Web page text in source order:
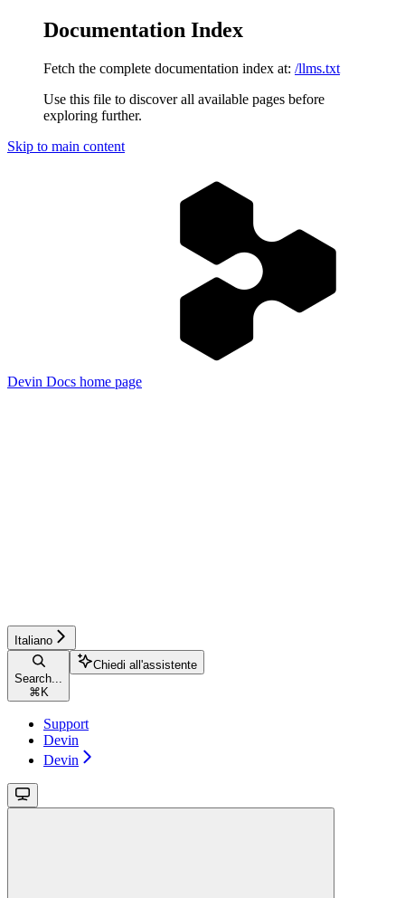
Documentation Index
Fetch the complete documentation index at: /llms.txt
Use this file to discover all available pages before
exploring further.
Skip to main content
Devin Docs home page
Italiano
Search...
⌘ K
Chiedi all'assistente
Support
Devin
Devin